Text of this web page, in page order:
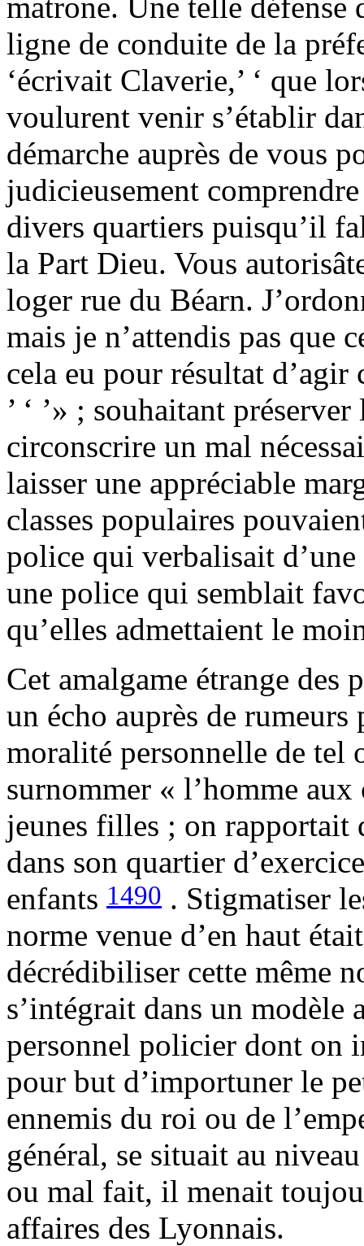
ligne de conduite de la
‘écrivait Claverie,’ ‘ que
voulurent venir s’établir
démarche auprès de vous
judicieusement
divers quartiers puisqu’il
la Part Dieu. Vous
loger rue du Béarn.
mais je n’attendis pas que
cela eu pour résultat
’ ‘ ’» ; souhaitant
circonscrire un mal
laisser une appréciable
classes populaires
police qui verbalisait
une police qui semblait
qu’elles admettaient le
Cet amalgame étrange des
un écho auprès de rumeurs
moralité personnelle de tel
surnommer « l’homme
jeunes filles ; on rapportait
dans son quartier
enfants 1490 . Stigmatiser
norme venue d’en haut
décrédibiliser cette même
s’intégrait dans un modèle
personnel policier dont on
pour but d’importuner le
ennemis du roi ou de
général, se situait au
ou mal fait, il menait
affaires des Lyonnais.